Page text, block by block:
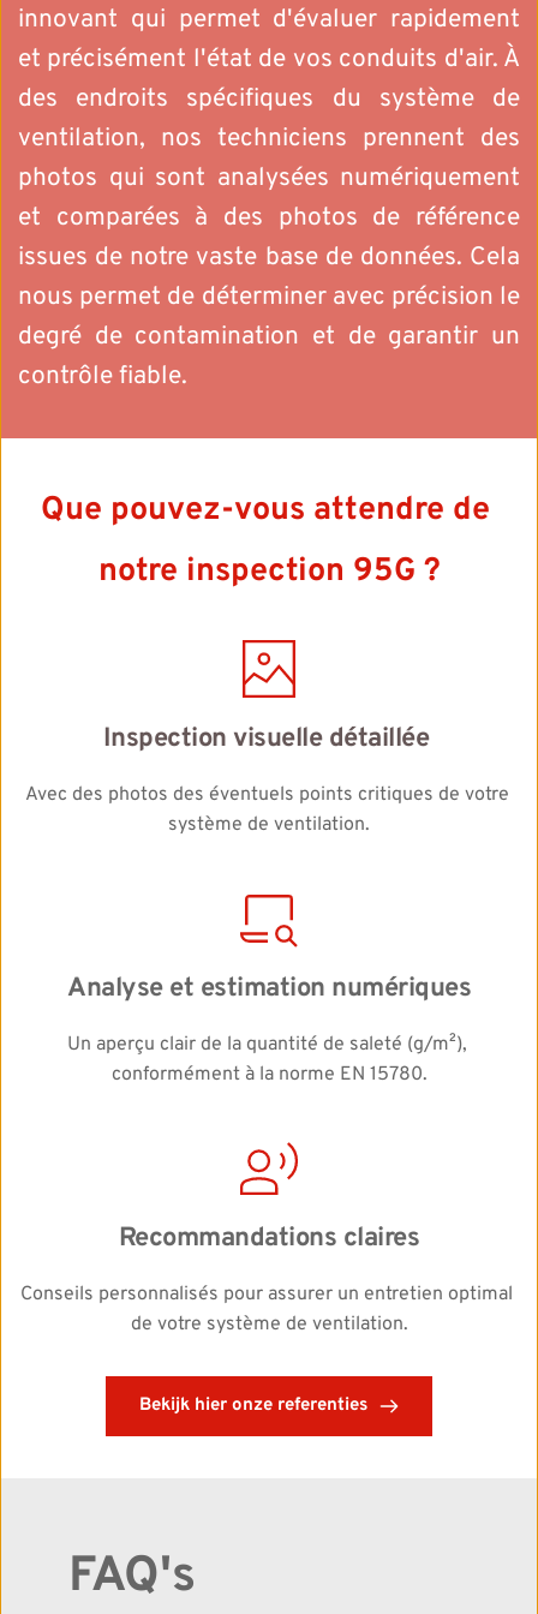
innovant qui permet d'évaluer rapidement
et précisément l'état de vos conduits d'air. À
des endroits spécifiques du système de
ventilation, nos techniciens prennent des
photos qui sont analysées numériquement
et comparées à des photos de référence
issues de notre vaste base de données. Cela
nous permet de déterminer avec précision le
degré de contamination et de garantir un
contrôle fiable.
Que pouvez-vous attendre de
notre inspection 95G ?
Inspection visuelle détaillée
Avec des photos des éventuels points critiques de votre
système de ventilation.
Analyse et estimation numériques
Un aperçu clair de la quantité de saleté (g/m²),
conformément à la norme EN 15780.
Recommandations claires
Conseils personnalisés pour assurer un entretien optimal
de votre système de ventilation.
Bekijk hier onze referenties
FAQ's